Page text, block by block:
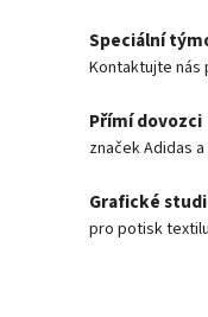
Speciální
Kontaktujte nás
Přímí dovozci
značek Adidas
Grafické
pro potisk textilu